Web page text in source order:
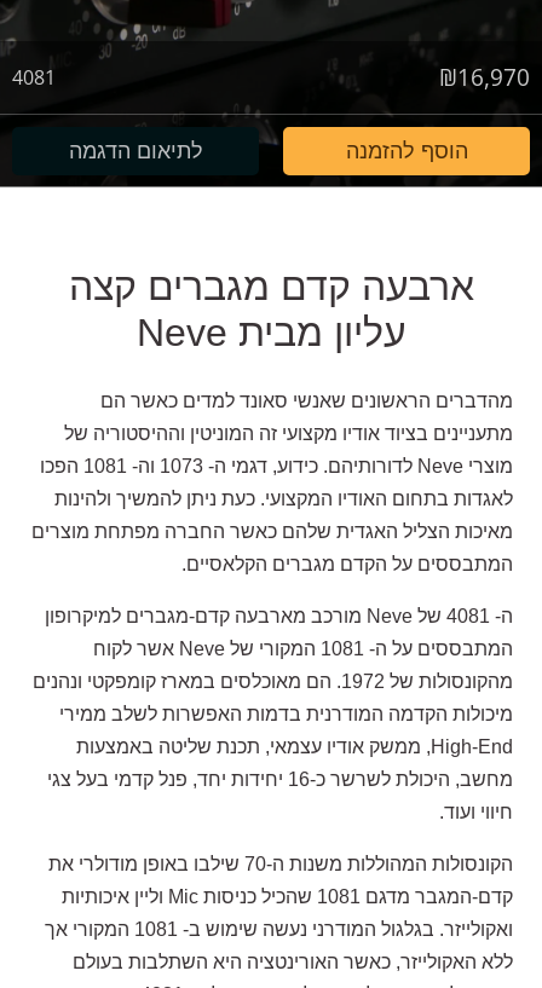
₪16,970
4081
הוסף להזמנה לתיאום הדגמה
ארבעה קדם מגברים קצה
עליון מבית Neve
מהדברים הראשונים שאנשי סאונד למדים כאשר הם
מתעניינים בציוד אודיו מקצועי זה המוניטין וההיסטוריה של
מוצרי Neve לדורותיהם. כידוע, דגמי ה- 1073 וה- 1081 הפכו
לאגדות בתחום האודיו המקצועי. כעת ניתן להמשיך ולהינות
מאיכות הצליל האגדית שלהם כאשר החברה מפתחת מוצרים
המתבססים על הקדם מגברים הקלאסיים.
ה- 4081 של Neve מורכב מארבעה קדם-מגברים למיקרופון
המתבססים על ה- 1081 המקורי של Neve אשר לקוח
מהקונסולות של 1972. הם מאוכלסים במארז קומפקטי ונהנים
מיכולות הקדמה המודרנית בדמות האפשרות לשלב ממירי
High-End, ממשק אודיו עצמאי, תכנת שליטה באמצעות
מחשב, היכולת לשרשר כ-16 יחידות יחד, פנל קדמי בעל צגי
חיווי ועוד.
הקונסולות המהוללות משנות ה-70 שילבו באופן מודולרי את
קדם-המגבר מדגם 1081 שהכיל כניסות Mic וליין איכותיות
ואקולייזר. בגלגול המודרני נעשה שימוש ב- 1081 המקורי אך
ללא האקולייזר, כאשר האורינטציה היא השתלבות בעולם